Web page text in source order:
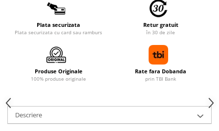
Plata securizata
Plata securizata cu card sau ramburs
Retur gratuit
în 30 de zile
Produse Originale
100% produse originale
Rate fara Dobanda
prin TBI Bank
Descriere